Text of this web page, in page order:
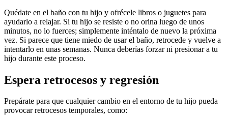
Quédate en el baño con tu hijo y ofrécele libros o juguetes para
ayudarlo a relajar. Si tu hijo se resiste o no orina luego de unos
minutos, no lo fuerces; simplemente inténtalo de nuevo la próxima
vez. Si parece que tiene miedo de usar el baño, retrocede y vuelve a
intentarlo en unas semanas. Nunca deberías forzar ni presionar a tu
hijo durante este proceso.
Espera retrocesos y regresión
Prepárate para que cualquier cambio en el entorno de tu hijo pueda
provocar retrocesos temporales, como: